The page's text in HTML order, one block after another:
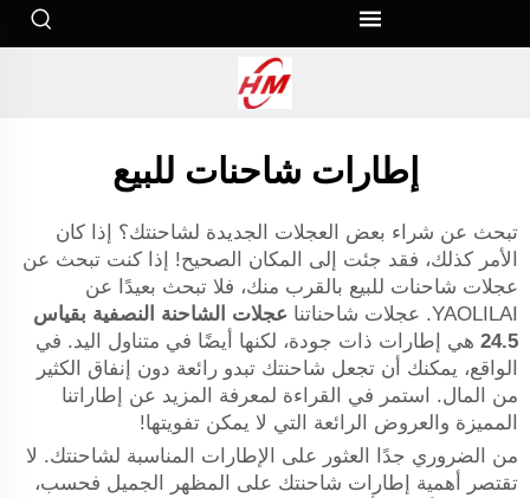
إطارات شاحنات للبيع
تبحث عن شراء بعض العجلات الجديدة لشاحنتك؟ إذا كان
الأمر كذلك، فقد جئت إلى المكان الصحيح! إذا كنت تبحث عن
عجلات شاحنات للبيع بالقرب منك، فلا تبحث بعيدًا عن
YAOLILAI. عجلات شاحناتنا
عجلات الشاحنة النصفية بقياس
24.5 هي إطارات ذات جودة، لكنها أيضًا في متناول اليد. في
الواقع، يمكنك أن تجعل شاحنتك تبدو رائعة دون إنفاق الكثير
من المال. استمر في القراءة لمعرفة المزيد عن إطاراتنا
المميزة والعروض الرائعة التي لا يمكن تفويتها!
من الضروري جدًا العثور على الإطارات المناسبة لشاحنتك. لا
تقتصر أهمية إطارات شاحنتك على المظهر الجميل فحسب،